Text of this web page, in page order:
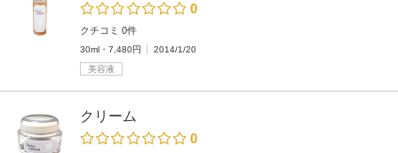
0
クチコミ 0件
30ml・7,480円
2014/1/20
美容液
クリーム
0